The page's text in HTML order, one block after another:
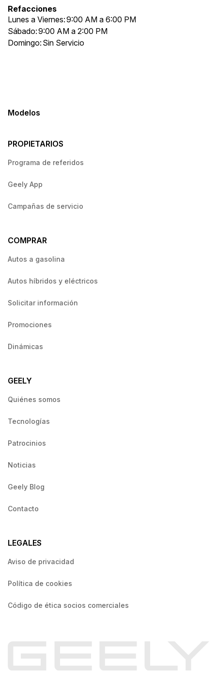
Refacciones
Lunes a Viernes:9:00 AM a 6:00 PM
Sábado:9:00 AM a 2:00 PM
Domingo: Sin Servicio
Modelos
PROPIETARIOS
Programa de referidos
Geely App
Campañas de servicio
COMPRAR
Autos a gasolina
Autos híbridos y eléctricos
Solicitar información
Promociones
Dinámicas
GEELY
Quiénes somos
Tecnologías
Patrocinios
Noticias
Geely Blog
Contacto
LEGALES
Aviso de privacidad
Política de cookies
Código de ética socios comerciales